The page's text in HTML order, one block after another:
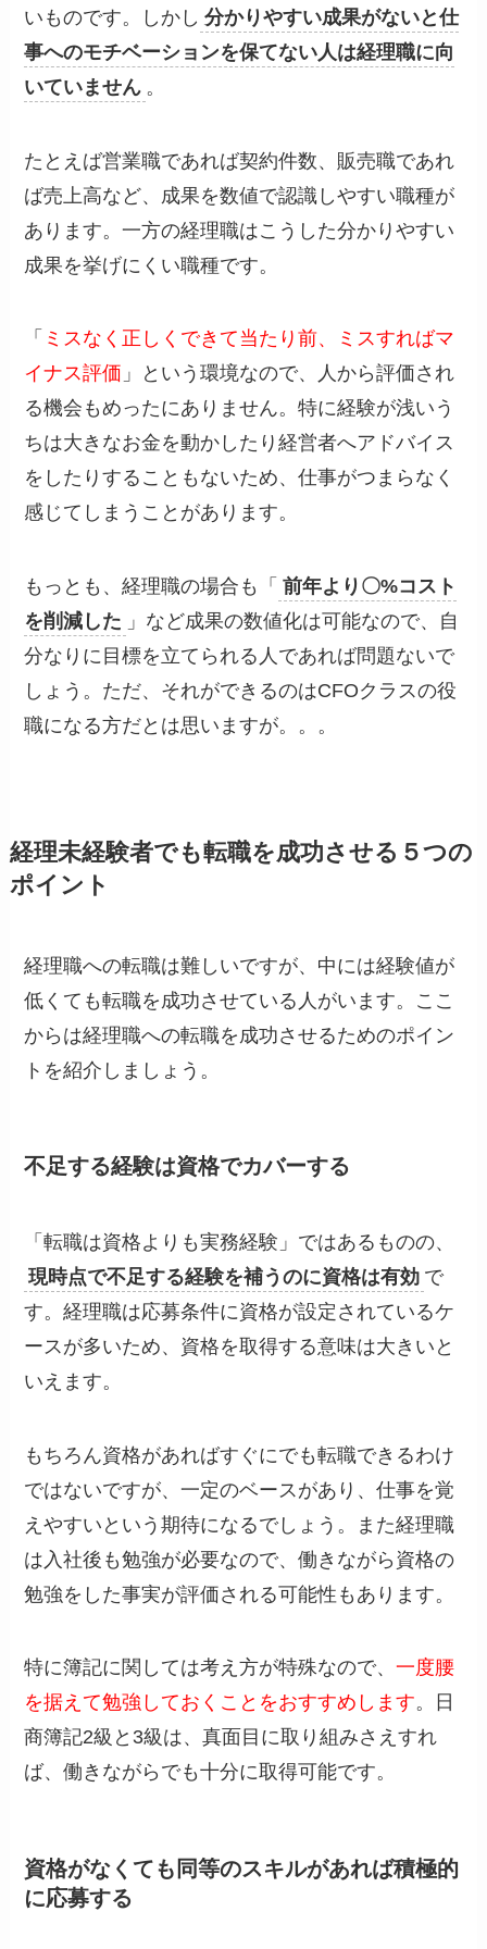
いものです。しかし 分かりやすい成果がないと仕
事へのモチベーションを保てない人は経理職に向
いていません 。
たとえば営業職であれば契約件数、販売職であれ
ば売上高など、成果を数値で認識しやすい職種が
あります。一方の経理職はこうした分かりやすい
成果を挙げにくい職種です。
「 ミスなく正しくできて当たり前、ミスすればマ
イナス評価 」という環境なので、人から評価され
る機会もめったにありません。特に経験が浅いう
ちは大きなお金を動かしたり経営者へアドバイス
をしたりすることもないため、仕事がつまらなく
感じてしまうことがあります。
もっとも、経理職の場合も「 前年より〇%コスト
を削減した 」など成果の数値化は可能なので、自
分なりに目標を立てられる人であれば問題ないで
しょう。ただ、それができるのはCFOクラスの役
職になる方だとは思いますが。。。
経理未経験者でも転職を成功させる５つの
ポイント
経理職への転職は難しいですが、中には経験値が
低くても転職を成功させている人がいます。ここ
からは経理職への転職を成功させるためのポイン
トを紹介しましょう。
不足する経験は資格でカバーする
「転職は資格よりも実務経験」ではあるものの、
現時点で不足する経験を補うのに資格は有効 で
す。経理職は応募条件に資格が設定されているケ
ースが多いため、資格を取得する意味は大きいと
いえます。
もちろん資格があればすぐにでも転職できるわけ
ではないですが、一定のベースがあり、仕事を覚
えやすいという期待になるでしょう。また経理職
は入社後も勉強が必要なので、働きながら資格の
勉強をした事実が評価される可能性もあります。
特に簿記に関しては考え方が特殊なので、一度腰
を据えて勉強しておくことをおすすめします。日
商簿記2級と3級は、真面目に取り組みさえすれ
ば、働きながらでも十分に取得可能です。
資格がなくても同等のスキルがあれば積極的
に応募する